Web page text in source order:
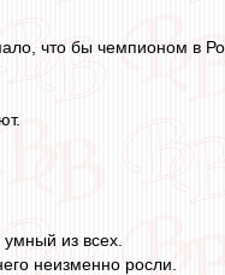
что бы чемпионом в
из всех.
неизменно росли.